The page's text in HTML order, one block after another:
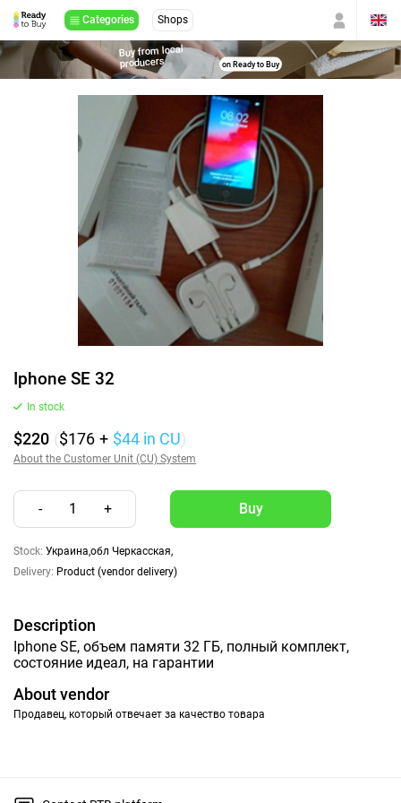
Categories Shops
Buy from local
producers on Ready to Buy
Iphone SE 32
In stock
$220 ($176 + $44 in CU)
About the Customer Unit (CU) System
- 1 +
Stock: Украина,обл Черкасская,
Delivery: Product (vendor delivery)
Description
Iphone SE, объем памяти 32 ГБ, полный комплект,
состояние идеал, на гарантии
About vendor
Продавец, который отвечает за качество товара